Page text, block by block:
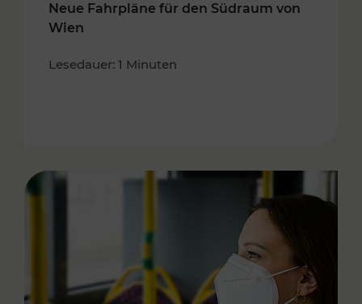
Neue Fahrpläne für den Südraum von
Wien
Lesedauer: 1 Minuten